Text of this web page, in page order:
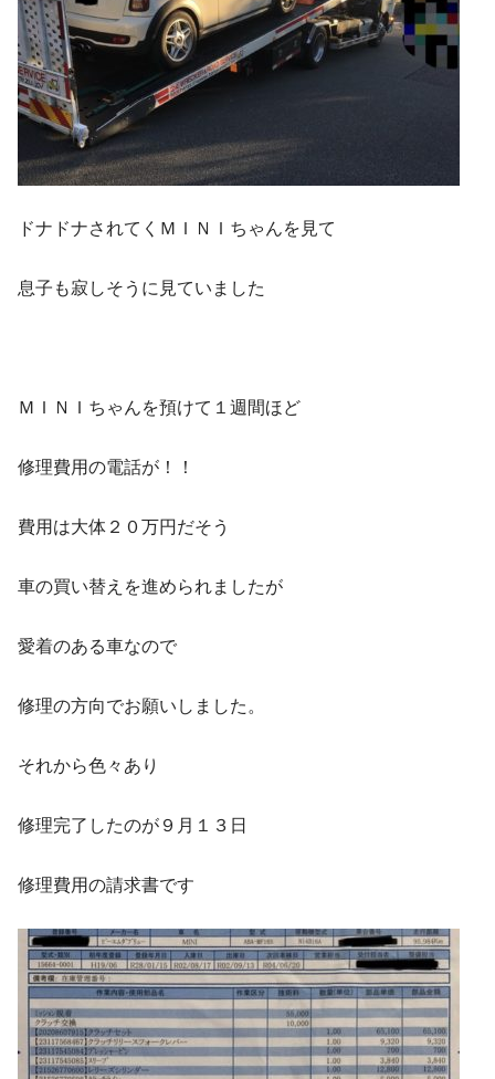
ドナドナされてくＭＩＮＩちゃんを見て
息子も寂しそうに見ていました
ＭＩＮＩちゃんを預けて１週間ほど
修理費用の電話が！！
費用は大体２０万円だそう
車の買い替えを進められましたが
愛着のある車なので
修理の方向でお願いしました。
それから色々あり
修理完了したのが９月１３日
修理費用の請求書です